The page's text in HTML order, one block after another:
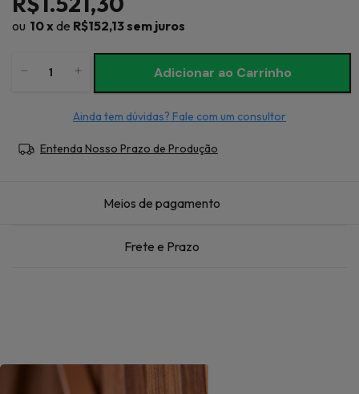
10x de R$152,13sem juros
Ainda tem dúvidas? Fale com um consultor
Entenda Nosso Prazo de Produção
Meios de pagamento
Frete e Prazo